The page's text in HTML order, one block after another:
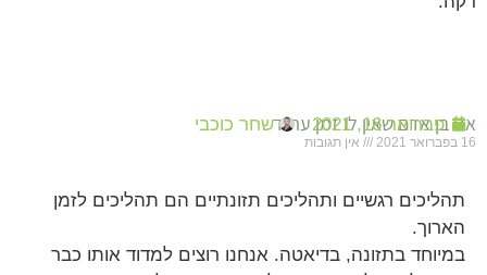
אני בן אדם שאין לו זמן עתיד
16 בפברואר 2021 אין תגובות
פברואר 16, 2021 שחר כוכבי
תהליכים רגשיים ותהליכים תזונתיים הם תהליכים לזמן
הארוך.
במיוחד בתזונה, בדיאטה. אנחנו רוצים למדוד אותו כבר